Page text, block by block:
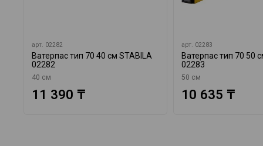
арт. 02282
Ватерпас тип 70 40 см STABILA
02282
40 см
11 390 ₸
арт. 02283
Ватерпас тип 70 50
02283
50 см
10 635 ₸